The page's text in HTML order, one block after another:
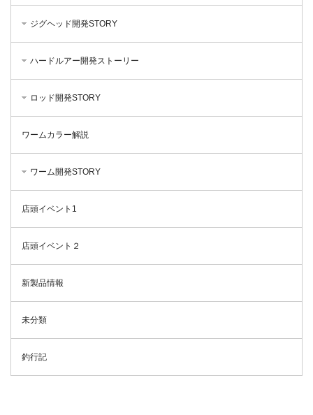
ジグヘッド開発STORY
ハードルアー開発ストーリー
ロッド開発STORY
ワームカラー解説
ワーム開発STORY
店頭イベント1
店頭イベント２
新製品情報
未分類
釣行記